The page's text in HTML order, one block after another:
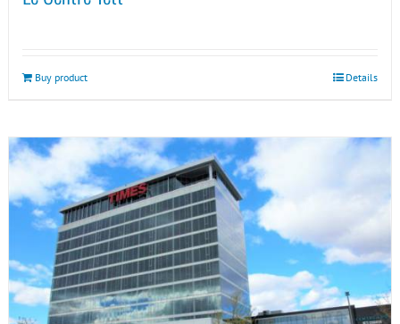
Buy product Details